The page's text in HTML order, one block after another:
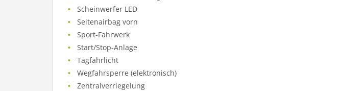
Scheinwerfer LED
Seitenairbag vorn
Sport-Fahrwerk
Start/Stop-Anlage
Tagfahrlicht
Wegfahrsperre (elektronisch)
Zentralverriegelung